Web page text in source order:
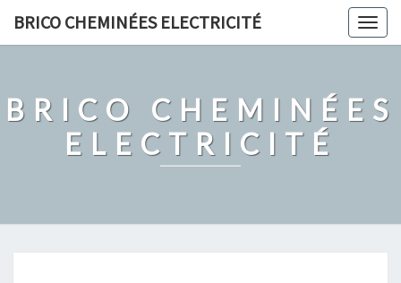
BRICO CHEMINÉES ELECTRICITÉ
BRICO CHEMINÉES
ELECTRICITÉ